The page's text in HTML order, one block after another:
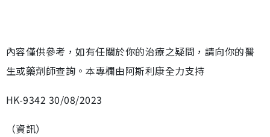
內容僅供參考，如有任關於你的治療之疑問，請向你的醫
生或藥劑師查詢。本專欄由阿斯利康全力支持
HK-9342 30/08/2023
（資訊）